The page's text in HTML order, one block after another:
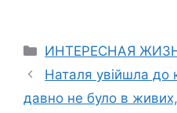
Categories
ИНТЕРЕСНАЯ
Наталя увійшла до
давно не було в